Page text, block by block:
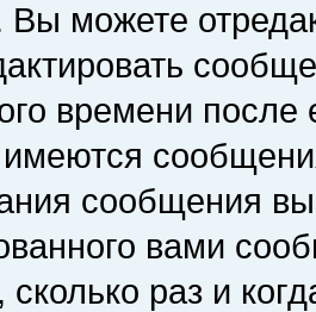
можете
времени
сообщения
вами
сколько раз и